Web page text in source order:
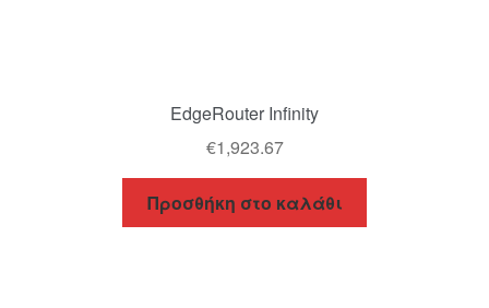
EdgeRouter Infinity
€1,923.67
Προσθήκη στο καλάθι